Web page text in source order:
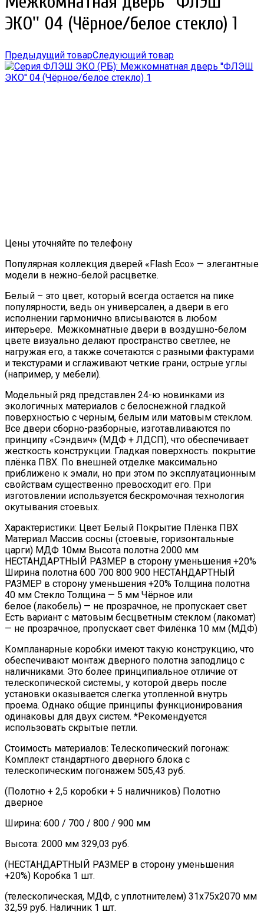
ЭКО'' 04 (Чёрное/белое стекло) 1
Предыдущий товарСледующий товар
Цены уточняйте по телефону
Популярная коллекция дверей «Flash Eco» — элегантные
модели в нежно-белой расцветке.
Белый – это цвет, который всегда остается на пике
популярности, ведь он универсален, а двери в его
исполнении гармонично вписываются в любом
интерьере. Межкомнатные двери в воздушно-белом
цвете визуально делают пространство светлее, не
нагружая его, а также сочетаются с разными фактурами
и текстурами и сглаживают четкие грани, острые углы
(например, у мебели).
Модельный ряд представлен 24-ю новинками из
экологичных материалов с белоснежной гладкой
поверхностью с черным, белым или матовым стеклом.
Все двери сборно-разборные, изготавливаются по
принципу «Сэндвич» (МДФ + ЛДСП), что обеспечивает
жесткость конструкции. Гладкая поверхность: покрытие
плёнка ПВХ. По внешней отделке максимально
приближено к эмали, но при этом по эксплуатационным
свойствам существенно превосходит его. При
изготовлении используется бескромочная технология
окутывания стоевых.
Характеристики: Цвет Белый Покрытие Плёнка ПВХ
Материал Массив сосны (стоевые, горизонтальные
царги) МДФ 10мм Высота полотна 2000 мм
НЕСТАНДАРТНЫЙ РАЗМЕР в сторону уменьшения +20%
Ширина полотна 600 700 800 900 НЕСТАНДАРТНЫЙ
РАЗМЕР в сторону уменьшения +20% Толщина полотна
40 мм Стекло Толщина — 5 мм Чёрное или
белое (лакобель) — не прозрачное, не пропускает свет
Есть вариант с матовым бесцветным стеклом (лакомат)
— не прозрачное, пропускает свет Филёнка 10 мм (МДФ)
Компланарные коробки имеют такую конструкцию, что
обеспечивают монтаж дверного полотна заподлицо с
наличниками. Это более принципиальное отличие от
телескопической системы, у которой дверь после
установки оказывается слегка утопленной внутрь
проема. Однако общие принципы функционирования
одинаковы для двух систем. *Рекомендуется
использовать скрытые петли.
Стоимость материалов: Телескопический погонаж:
Комплект стандартного дверного блока с
телескопическим погонажем 505,43 руб.
(Полотно + 2,5 коробки + 5 наличников) Полотно
дверное
Ширина: 600 / 700 / 800 / 900 мм
Высота: 2000 мм 329,03 руб.
(НЕСТАНДАРТНЫЙ РАЗМЕР в сторону уменьшения
+20%) Коробка 1 шт.
(телескопическая, МДФ, с уплотнителем) 31х75х2070 мм
32,59 руб. Наличник 1 шт.